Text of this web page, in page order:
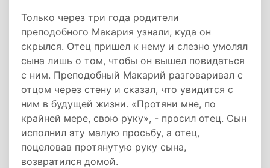
Только через три года родители
преподобного Макария узнали, куда он
скрылся. Отец пришел к нему и слезно умолял
сына лишь о том, чтобы он вышел повидаться
с ним. Преподобный Макарий разговаривал с
отцом через стену и сказал, что увидится с
ним в будущей жизни. «Протяни мне, по
крайней мере, свою руку», - просил отец. Сын
исполнил эту малую просьбу, а отец,
поцеловав протянутую руку сына,
возвратился домой.